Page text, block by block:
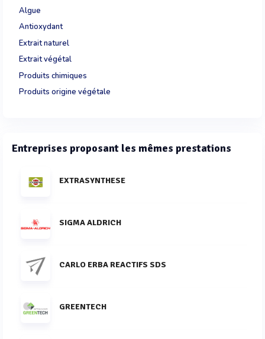
Algue
Antioxydant
Extrait naturel
Extrait végétal
Produits chimiques
Produits origine végétale
Entreprises proposant les mêmes prestations
EXTRASYNTHESE
SIGMA ALDRICH
CARLO ERBA REACTIFS SDS
GREENTECH